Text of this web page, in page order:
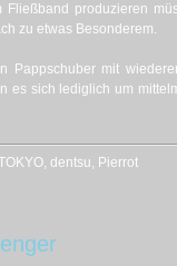
produzieren
zu etwas Besonderem.
Pappschuber mit
es sich lediglich um
dentsu, Pierrot